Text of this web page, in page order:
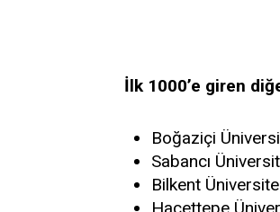
İlk 1000’e giren
Boğaziçi
Sabancı
Bilkent